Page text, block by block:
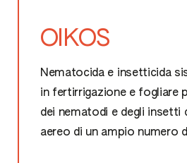
OIKOS
Nematocida e insetticida
in fertirrigazione e fogliare
dei nematodi e degli insetti
aereo di un ampio numero